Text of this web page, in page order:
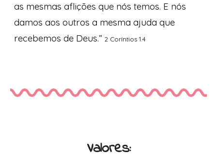
as mesmas aflições que nós temos. E nós
damos aos outros a mesma ajuda que
recebemos de Deus.”2 Coríntios 1.4
Valores: